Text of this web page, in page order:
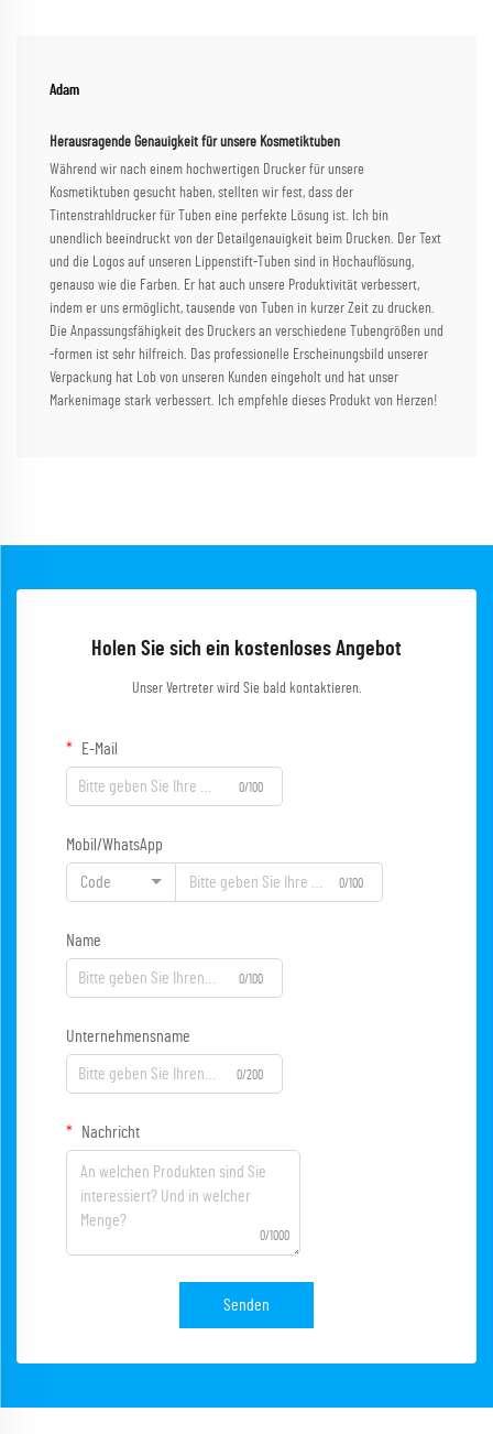
Adam
Herausragende Genauigkeit für unsere Kosmetiktuben
Während wir nach einem hochwertigen Drucker für unsere
Kosmetiktuben gesucht haben, stellten wir fest, dass der
Tintenstrahldrucker für Tuben eine perfekte Lösung ist. Ich bin
unendlich beeindruckt von der Detailgenauigkeit beim Drucken. Der Text
und die Logos auf unseren Lippenstift-Tuben sind in Hochauflösung,
genauso wie die Farben. Er hat auch unsere Produktivität verbessert,
indem er uns ermöglicht, tausende von Tuben in kurzer Zeit zu drucken.
Die Anpassungsfähigkeit des Druckers an verschiedene Tubengrößen und
-formen ist sehr hilfreich. Das professionelle Erscheinungsbild unserer
Verpackung hat Lob von unseren Kunden eingeholt und hat unser
Markenimage stark verbessert. Ich empfehle dieses Produkt von Herzen!
Holen Sie sich ein kostenloses Angebot
Unser Vertreter wird Sie bald kontaktieren.
E-Mail
0/100
Mobil/WhatsApp
Code 0/100
Name
0/100
Unternehmensname
0/200
Nachricht
0/1000
Senden